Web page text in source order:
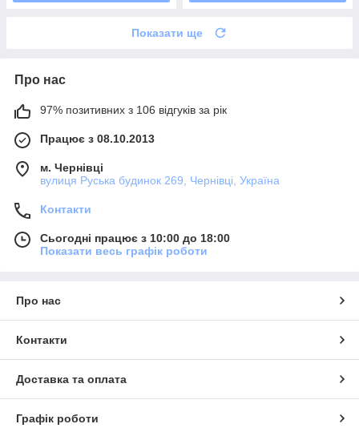
Показати ще
Про нас
97% позитивних з 106 відгуків за рік
Працює з 08.10.2013
м. Чернівці
вулиця Руська будинок 269, Чернівці, Україна
Контакти
Сьогодні працює з 10:00 до 18:00
Показати весь графік роботи
Про нас
Контакти
Доставка та оплата
Графік роботи